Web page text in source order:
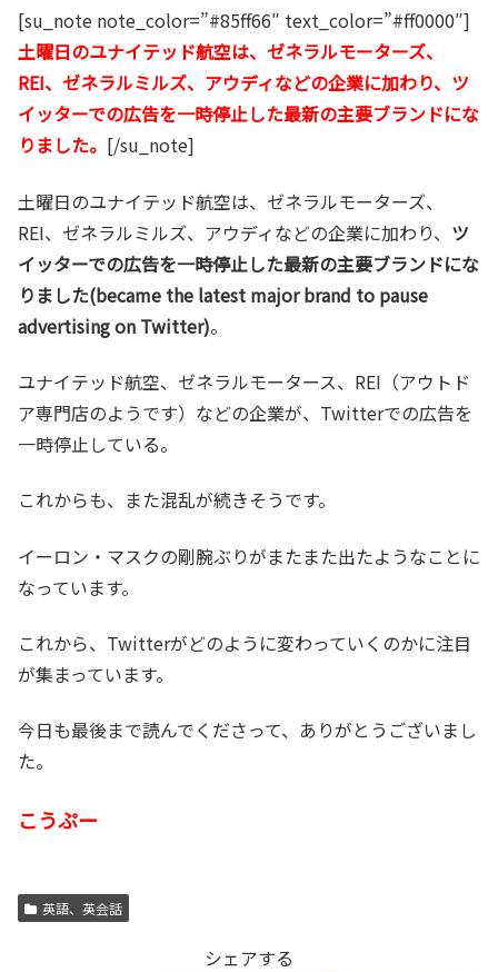
[su_note note_color=”#85ff66″ text_color=”#ff0000″]
土曜日のユナイテッド航空は、ゼネラルモーターズ、
REI、ゼネラルミルズ、アウディなどの企業に加わり、ツ
イッターでの広告を一時停止した最新の主要ブランドにな
りました。 [/su_note]
土曜日のユナイテッド航空は、ゼネラルモーターズ、
REI、ゼネラルミルズ、アウディなどの企業に加わり、 ツ
イッターでの広告を一時停止した最新の主要ブランドにな
りました(became the latest major brand to pause
advertising on Twitter)。
ユナイテッド航空、ゼネラルモータース、REI（アウトド
ア専門店のようです）などの企業が、Twitterでの広告を
一時停止している。
これからも、また混乱が続きそうです。
イーロン・マスクの剛腕ぶりがまたまた出たようなことに
なっています。
これから、Twitterがどのように変わっていくのかに注目
が集まっています。
今日も最後まで読んでくださって、ありがとうございまし
た。
こうぷー
英語、英会話
シェアする